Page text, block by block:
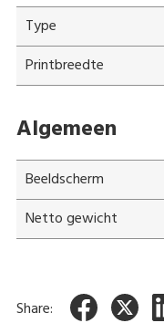
Type
Printbreedte
Algemeen
Beeldscherm
Netto gewicht
Share: